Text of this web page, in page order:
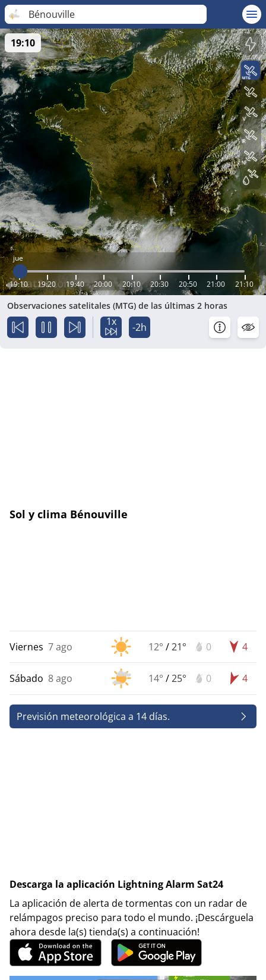
Bénouville
jue
19:10 19:20 19:40 20:00 20:10 20:30 20:50 21:00 21:10
19:10
Observaciones satelitales (MTG) de las últimas 2 horas
1x -2h
Sol y clima Bénouville
Viernes 7 ago 12° /21° 0 4
Sábado 8 ago 14° /25° 0 4
Previsión meteorológica a 14 días.
Descarga la aplicación Lightning Alarm Sat24
La aplicación de alerta de tormentas con un radar de
relámpagos preciso para todo el mundo. ¡Descárguela
ahora desde la(s) tienda(s) a continuación!